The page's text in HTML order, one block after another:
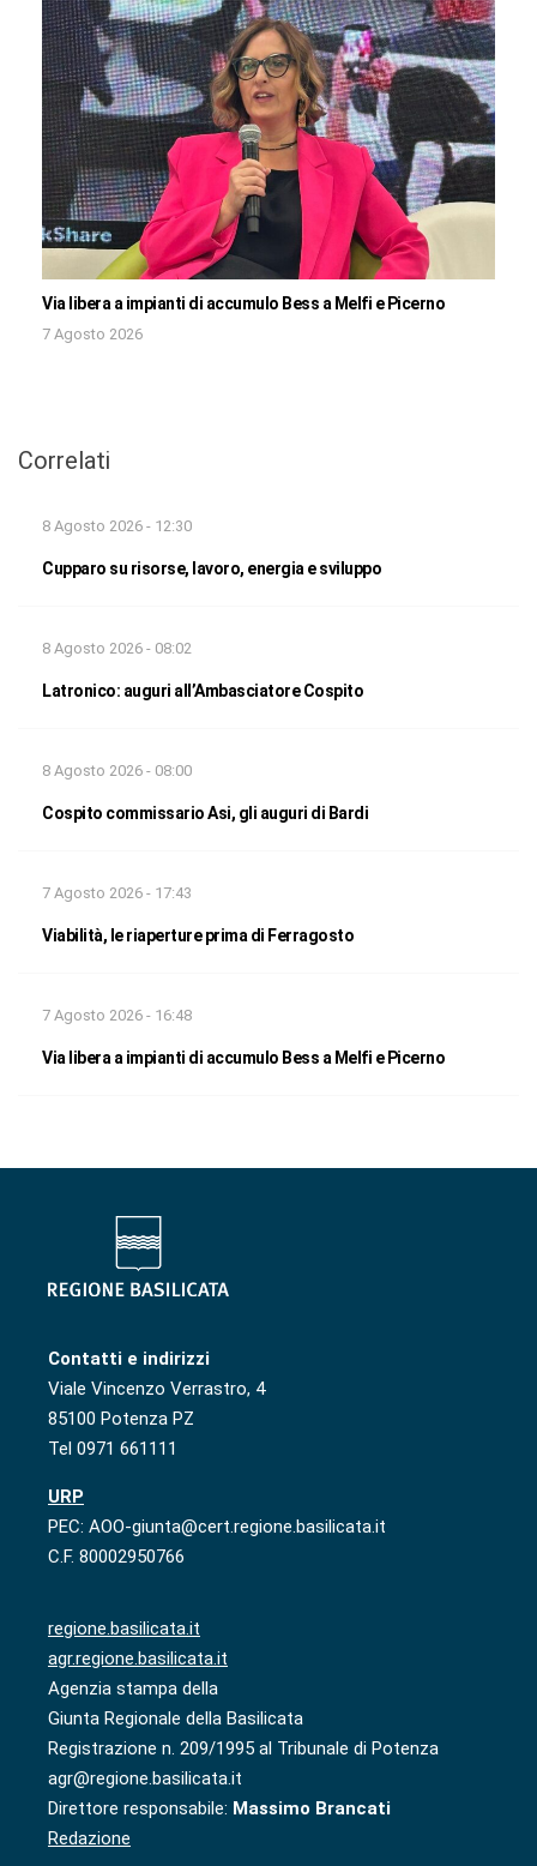
Via libera a impianti di accumulo Bess a Melfi e Picerno
7 Agosto 2026
Correlati
8 Agosto 2026 - 12:30
Cupparo su risorse, lavoro, energia e sviluppo
8 Agosto 2026 - 08:02
Latronico: auguri all’Ambasciatore Cospito
8 Agosto 2026 - 08:00
Cospito commissario Asi, gli auguri di Bardi
7 Agosto 2026 - 17:43
Viabilità, le riaperture prima di Ferragosto
7 Agosto 2026 - 16:48
Via libera a impianti di accumulo Bess a Melfi e Picerno
Contatti e indirizzi
Viale Vincenzo Verrastro, 4
85100 Potenza PZ
Tel 0971 661111
URP
PEC: AOO-giunta@cert.regione.basilicata.it
C.F. 80002950766
regione.basilicata.it
agr.regione.basilicata.it
Agenzia stampa della
Giunta Regionale della Basilicata
Registrazione n. 209/1995 al Tribunale di Potenza
agr@regione.basilicata.it
Direttore responsabile: Massimo Brancati
Redazione